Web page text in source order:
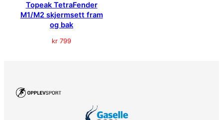
l
Topeak TetraFender
M1/M2 skjermsett fram
og bak
kr 799